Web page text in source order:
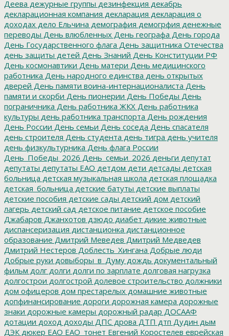
Деева дежурные группы дезинфекция декабрь
декларационная компания декларация декларация о
доходах дело Ельчина демография демогрфия денежные
переводы День влюбленных День географа День города
День Государственного флага День защитника Отечества
день защиты детей День Знаний День Конституции РФ
День космонавтики День матери День медицинского
работника День народного единства день открытых
дверей День памяти воина-интернационалиста День
памяти и скорби День пионерии День Победы День
пограничника День работника ЖКХ День работника
культуры день работника транспорта День рождения
День России День семьи День соседа День спасателя
день строителя День студента день тигра день учителя
день физкультурника День флага России
День_Победы_2026 День_семьи_2026 деньги депутат
депутаты депутаты ЕАО детдом дети детсады детская
больница детская музыкальная школа детская площадка
детская_больница детские батуты детские выплаты
детские пособия детские сады детский дом детский
лагерь детский сад детское питание детское пособие
Джабаров Джанхотов дзюдо диабет дикие животные
диспансеризация дистанционка дистанционное
образование Дмитрий Меведев Дмитрий Медведев
Дмитрий Нестеров Доблесть_Хингана Добрые люди
Добрые руки довыборы_в_Думу дождь документальный
фильм долг долги долги по зарплате долговая нагрузка
долгострои долгострой долевое строительство должники
дом офицеров дом престарелых домашние животные
допфинансирование дороги дорожная камера дорожные
знаки дорожные камеры дорожный радар ДОСААФ
дотации доход доходы ДПС дрова ДТП дтп Дудин дым
ДЭК дюкер ЕАО ЕАО_тонет Евгений Коростелев еврейская